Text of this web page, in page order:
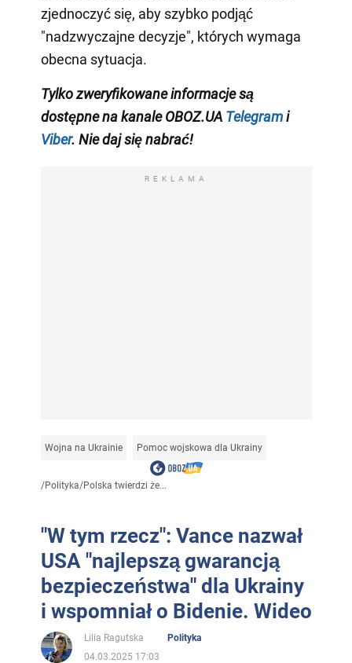
zjednoczyć się, aby szybko podjąć
"nadzwyczajne decyzje", których wymaga
obecna sytuacja.
Tylko zweryfikowane informacje są
dostępne na kanale OBOZ.UA Telegrami
Viber. Nie daj się nabrać!
REKLAMA
Wojna na Ukrainie Pomoc wojskowa dla Ukrainy
/Polityka/Polska twierdzi że...
"W tym rzecz": Vance nazwał
USA "najlepszą gwarancją
bezpieczeństwa" dla Ukrainy
i wspomniał o Bidenie. Wideo
Lilia Ragutska
Polityka
04.03.2025 17:03